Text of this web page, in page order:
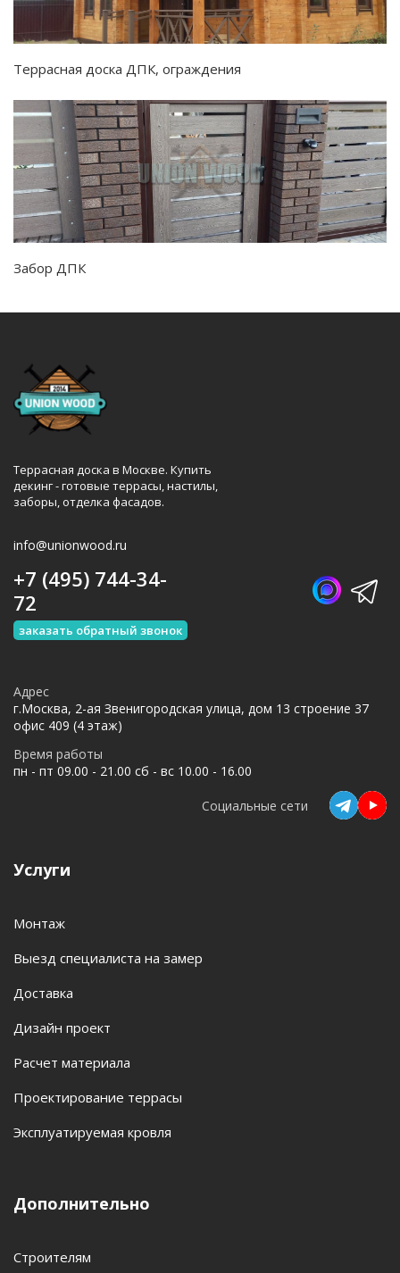
Террасная доска ДПК, ограждения
Забор ДПК
Террасная доска в Москве. Купить
декинг - готовые террасы, настилы,
заборы, отделка фасадов.
info@unionwood.ru
Услуги
Монтаж
Выезд специалиста на замер
Доставка
Дизайн проект
Расчет материала
Проектирование террасы
Эксплуатируемая кровля
Дополнительно
Строителям
+7 (495) 744-34-
72
заказать обратный звонок
Адрес
г.Москва, 2-ая Звенигородская улица, дом 13 строение 37
офис 409 (4 этаж)
Время работы
пн - пт 09.00 - 21.00 сб - вс 10.00 - 16.00
Социальные сети